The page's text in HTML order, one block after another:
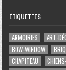
ÉTIQUETTES
ARMOIRIES ART-
BOW-WINDOW
CHAPITEAU